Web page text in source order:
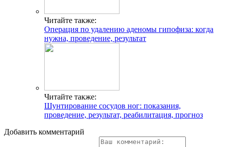
Читайте также:
Операция по удалению аденомы гипофиза: когда
нужна, проведение, результат
Читайте также:
Шунтирование сосудов ног: показания,
проведение, результат, реабилитация, прогноз
Добавить комментарий